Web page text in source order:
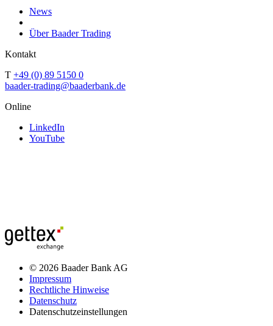
News
Über Baader Trading
Kontakt
T +49 (0) 89 5150 0
baader-trading@baaderbank.de
Online
LinkedIn
YouTube
© 2026 Baader Bank AG
Impressum
Rechtliche Hinweise
Datenschutz
Datenschutzeinstellungen